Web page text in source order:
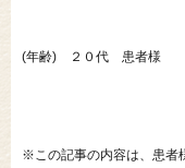
(年齢) ２０代 患者様
※この記事の内容は、患者